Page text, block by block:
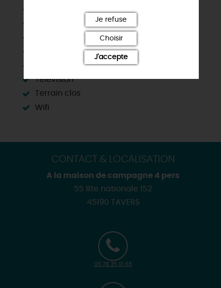
Salle de bain privée
Télévision
Terrain clos
Wifi
CONTACT & LOCALISATION
A la maison de campagne 4 pers
55 Rte nationale 152
45190 TAVERS
09 78 35 01 65
Je refuse
Choisir
J'accepte